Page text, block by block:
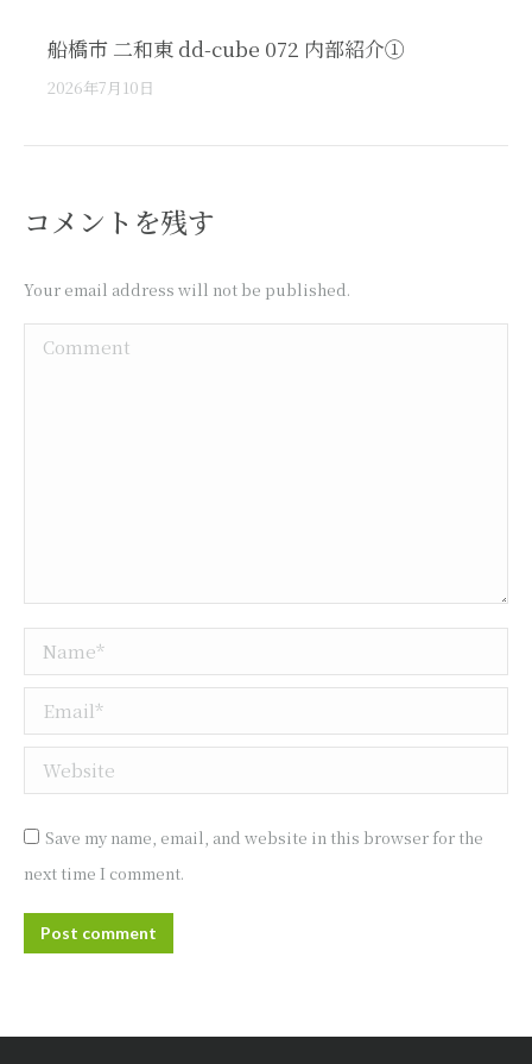
船橋市 二和東 dd-cube 072 内部紹介①
2026年7月10日
コメントを残す
Your email address will not be published.
Comment
Name *
Email *
Website
Save my name, email, and website in this browser for the
next time I comment.
Post comment